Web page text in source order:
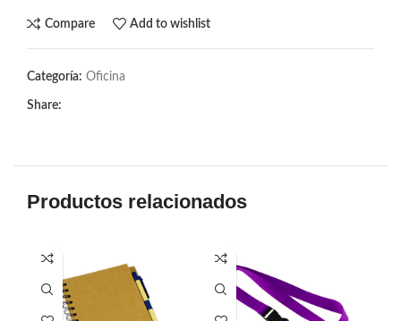
Compare Add to wishlist
Categoría: Oficina
Share:
Productos relacionados